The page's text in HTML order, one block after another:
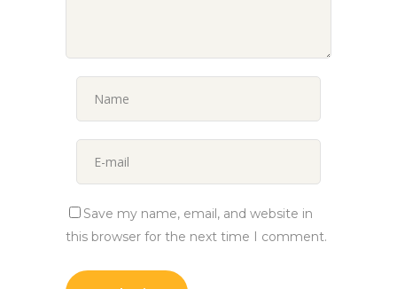
Save my name, email, and website in
this browser for the next time I comment.